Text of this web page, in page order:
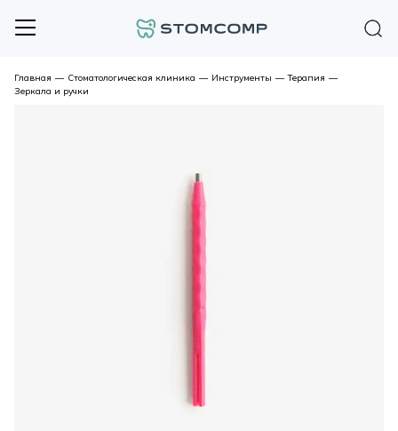
Главная — Стоматологическая клиника — Инструменты — Терапия —
Зеркала и ручки